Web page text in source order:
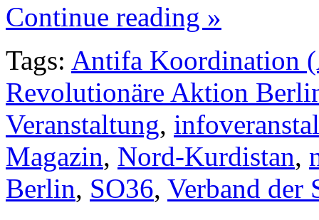
Continue reading »
Tags: Antifa Koordination
Revolutionäre Aktion
Veranstaltung,
Magazin, Nord-Kurdistan,
Berlin, SO36, Verband der